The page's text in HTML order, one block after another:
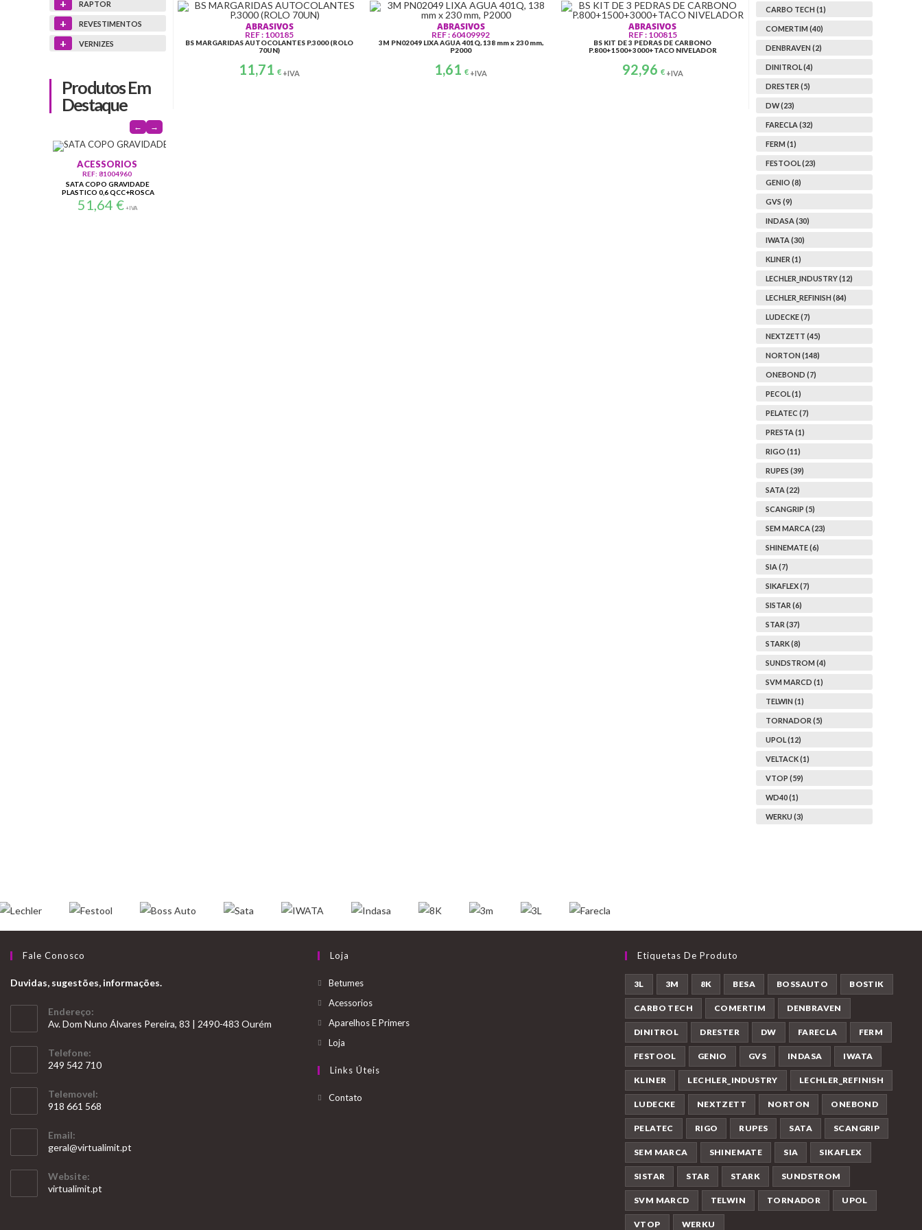
ABRASIVOS
REF : 100185
BS MARGARIDAS AUTOCOLANTES P.3000 (ROLO
70UN)
11,71€ +IVA
ABRASIVOS
REF : 60409992
3M PN02049 LIXA AGUA 401Q, 138 mm x 230 mm,
P2000
1,61€ +IVA
ABRASIVOS
REF : 100815
BS KIT DE 3 PEDRAS DE CARBONO
P.800+1500+3000+TACO NIVELADOR
92,96 € +IVA
+ RAPTOR
+ REVESTIMENTOS
+ VERNIZES
Produtos Em
Destaque
ACESSORIOS
REF: 81004960
SATA COPO GRAVIDADE
PLASTICO 0,6 QCC+ROSCA
1004960
51,64 € +IVA
Price range: 4,34 € through 5,12 €
← →
CARBO TECH (1)
COMERTIM (40)
DENBRAVEN (2)
DINITROL (4)
DRESTER (5)
DW (23)
FARECLA (32)
FERM (1)
FESTOOL (23)
GENIO (8)
GVS (9)
INDASA (30)
IWATA (30)
KLINER (1)
LECHLER_INDUSTRY (12)
LECHLER_REFINISH (84)
LUDECKE (7)
NEXTZETT (45)
NORTON (148)
ONEBOND (7)
PECOL (1)
PELATEC (7)
PRESTA (1)
RIGO (11)
RUPES (39)
SATA (22)
SCANGRIP (5)
SEM MARCA (23)
SHINEMATE (6)
SIA (7)
SIKAFLEX (7)
SISTAR (6)
STAR (37)
STARK (8)
SUNDSTROM (4)
SVM MARCD (1)
TELWIN (1)
TORNADOR (5)
UPOL (12)
VELTACK (1)
VTOP (59)
WD40 (1)
WERKU (3)
Fale Conosco
Duvidas, sugestões, informações.
Endereço:
Av. Dom Nuno Álvares Pereira, 83 | 2490-483 Ourém
Telefone:
249 542 710
in
your
application
Telemovel:
918 661 568
in
your
application
Email:
geral@virtualimit.pt
Website:
virtualimit.pt
Loja
Betumes
Acessorios
Aparelhos E Primers
Loja
Links Úteis
ContatoOpens
Etiquetas De Produto
3L 3M 8K BESA BOSSAUTO BOSTIK
CARBO TECH COMERTIM DENBRAVEN
DINITROL DRESTER DW FARECLA FERM
FESTOOL GENIO GVS INDASA IWATA
KLINER LECHLER_INDUSTRY LECHLER_REFINISH
LUDECKE NEXTZETT NORTON ONEBOND
PELATEC RIGO RUPES SATA SCANGRIP
SEM MARCA SHINEMATE SIA SIKAFLEX
SISTAR STAR STARK SUNDSTROM
SVM MARCD TELWIN TORNADOR UPOL
VTOP WERKU